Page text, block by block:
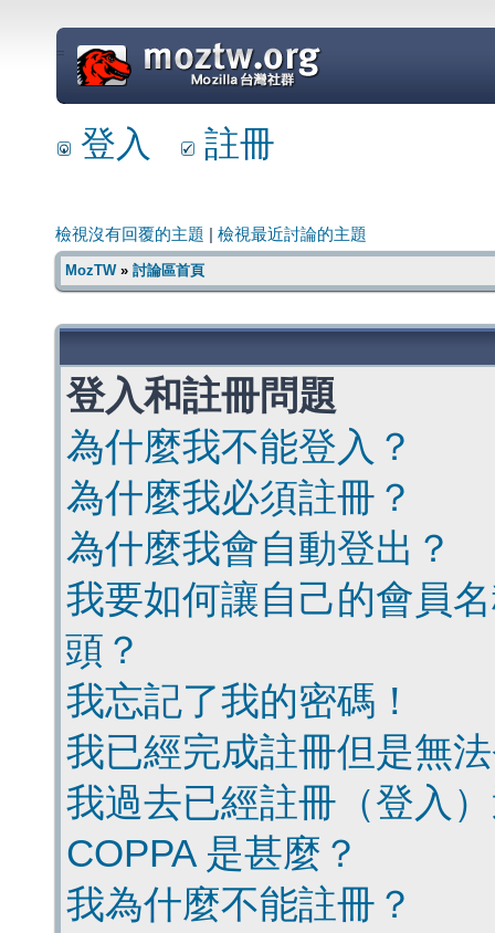
=
登入 註冊
檢視沒有回覆的主題 檢視最近討論的主題
MozTW» 討論區首頁
登入和註冊問題
為什麼我不能登入？
為什麼我必須註冊？
為什麼我會自動登出？
我要如何讓自己的會員
頭？
我忘記了我的密碼！
我已經完成註冊但是無
我過去已經註冊（登入
COPPA 是甚麼？
我為什麼不能註冊？